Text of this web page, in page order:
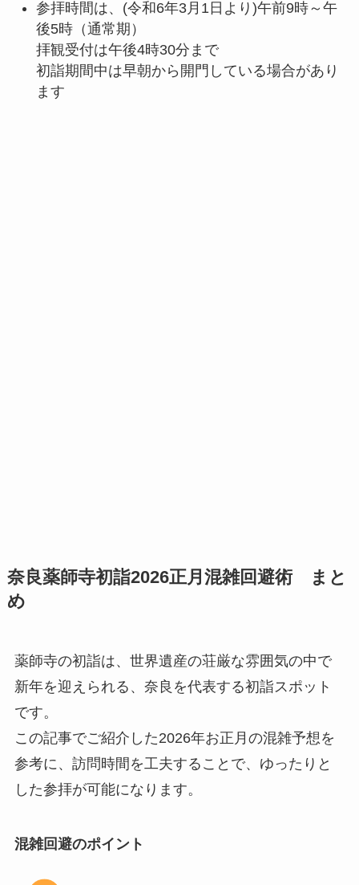
参拝時間は、(令和6年3月1日より)午前9時～午
後5時（通常期）
拝観受付は午後4時30分まで
初詣期間中は早朝から開門している場合があり
ます
奈良薬師寺初詣2026正月混雑回避術 まと
め
薬師寺の初詣は、世界遺産の荘厳な雰囲気の中で
新年を迎えられる、奈良を代表する初詣スポット
です。
この記事でご紹介した2026年お正月の混雑予想を
参考に、訪問時間を工夫することで、ゆったりと
した参拝が可能になります。
混雑回避のポイント